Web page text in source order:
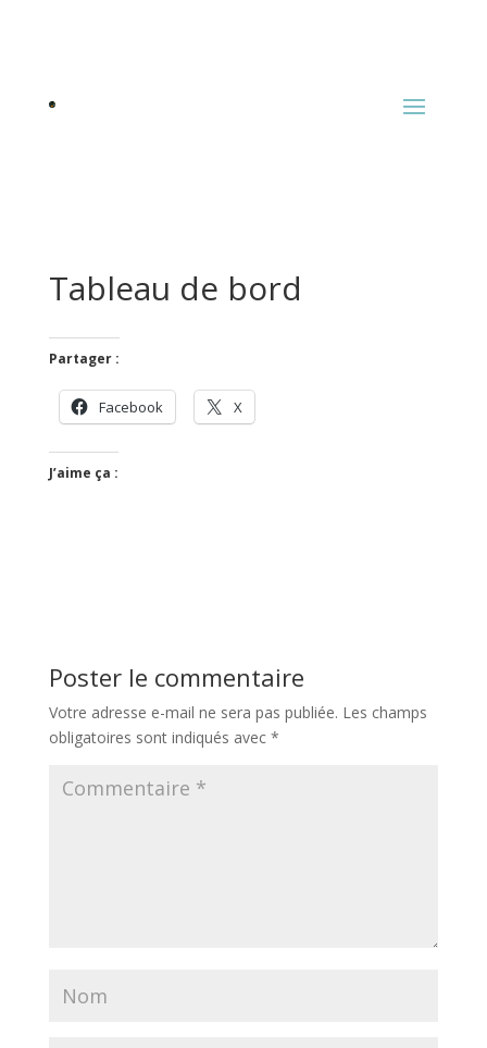
Tableau de bord
Partager :
Facebook X
J’aime ça :
Poster le commentaire
Votre adresse e-mail ne sera pas publiée. Les champs
obligatoires sont indiqués avec *